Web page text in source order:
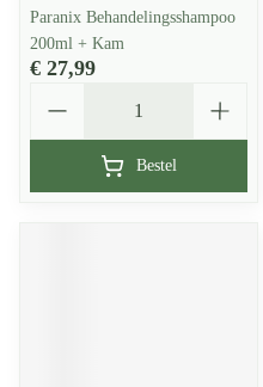
Paranix Behandelingsshampoo
200ml + Kam
€ 27,99
Bestel